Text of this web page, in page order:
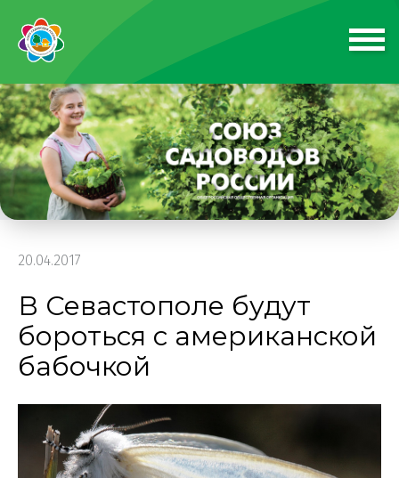
20.04.2017
В Севастополе будут
бороться с американской
бабочкой